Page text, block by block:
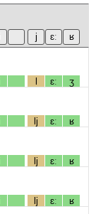
l ɛː ʒ
lj ɛː ʁ
lj ɛː ʁ
lj ɛː ʁ